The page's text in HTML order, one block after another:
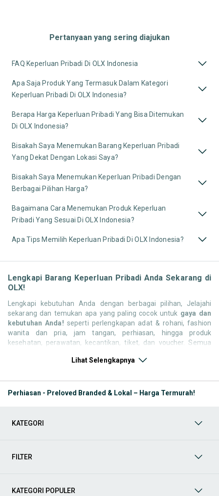
Pertanyaan yang sering diajukan
FAQ Keperluan Pribadi Di OLX Indonesia
Apa Saja Produk Yang Termasuk Dalam Kategori
Keperluan Pribadi Di OLX Indonesia?
Berapa Harga Keperluan Pribadi Yang Bisa Ditemukan
Di OLX Indonesia?
Bisakah Saya Menemukan Barang Keperluan Pribadi
Yang Dekat Dengan Lokasi Saya?
Bisakah Saya Menemukan Keperluan Pribadi Dengan
Berbagai Pilihan Harga?
Bagaimana Cara Menemukan Produk Keperluan
Pribadi Yang Sesuai Di OLX Indonesia?
Apa Tips Memilih Keperluan Pribadi Di OLX Indonesia?
Lengkapi Barang Keperluan Pribadi Anda Sekarang di
OLX!
Lengkapi kebutuhan Anda dengan berbagai pilihan, Jelajahi
sekarang dan temukan apa yang paling cocok untuk gaya dan
kebutuhan Anda! seperti perlengkapan adat & rohani, fashion
wanita dan pria, jam tangan, perhiasan, hingga produk
kesehatan, perawatan, kecantikan, tiket, dan voucher. Semua
berbagi atau memperbarui koleksinya. Yuk, Lihat barang pilihan
sekarang!
Kategori Keperluan Pribadi Adat & Rohani Temukan berbagai
kitab suci, hingga aksesori spiritual. Jelajahi koleksi yang
mendapatkan berbagai produk dalam kategori Fashion
Lihat Selengkapnya
Perhiasan - Preloved Branded & Lokal – Harga Termurah!
KATEGORI
FILTER
KATEGORI POPULER